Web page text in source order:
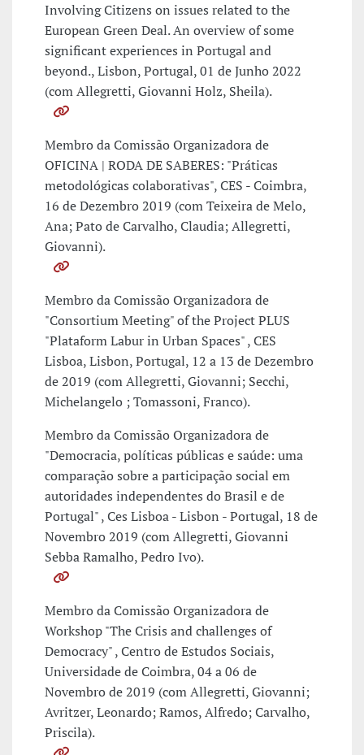
Involving Citizens on issues related to the
European Green Deal. An overview of some
significant experiences in Portugal and
beyond., Lisbon, Portugal, 01 de Junho 2022
(com Allegretti, Giovanni Holz, Sheila).
Membro da Comissão Organizadora de
OFICINA | RODA DE SABERES: "Práticas
metodológicas colaborativas", CES - Coimbra,
16 de Dezembro 2019 (com Teixeira de Melo,
Ana; Pato de Carvalho, Claudia; Allegretti,
Giovanni).
Membro da Comissão Organizadora de
"Consortium Meeting" of the Project PLUS
"Plataform Labur in Urban Spaces" , CES
Lisboa, Lisbon, Portugal, 12 a 13 de Dezembro
de 2019 (com Allegretti, Giovanni; Secchi,
Michelangelo ; Tomassoni, Franco).
Membro da Comissão Organizadora de
"Democracia, políticas públicas e saúde: uma
comparação sobre a participação social em
autoridades independentes do Brasil e de
Portugal" , Ces Lisboa - Lisbon - Portugal, 18 de
Novembro 2019 (com Allegretti, Giovanni
Sebba Ramalho, Pedro Ivo).
Membro da Comissão Organizadora de
Workshop "The Crisis and challenges of
Democracy" , Centro de Estudos Sociais,
Universidade de Coimbra, 04 a 06 de
Novembro de 2019 (com Allegretti, Giovanni;
Avritzer, Leonardo; Ramos, Alfredo; Carvalho,
Priscila).